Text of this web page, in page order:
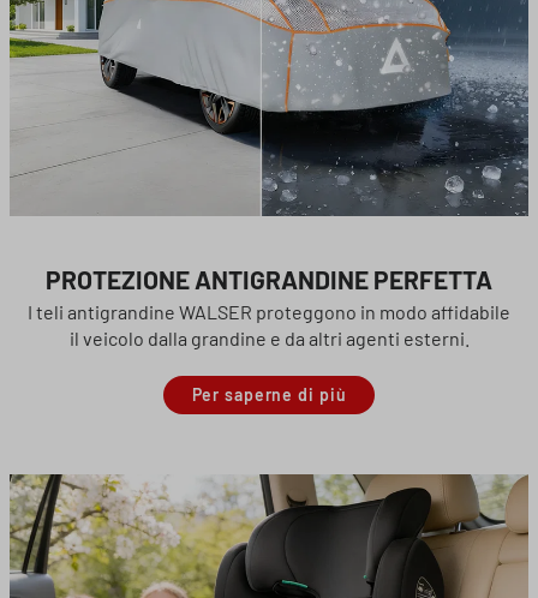
PROTEZIONE ANTIGRANDINE PERFETTA
I teli antigrandine WALSER proteggono in modo affidabile
il veicolo dalla grandine e da altri agenti esterni.
Per saperne di più